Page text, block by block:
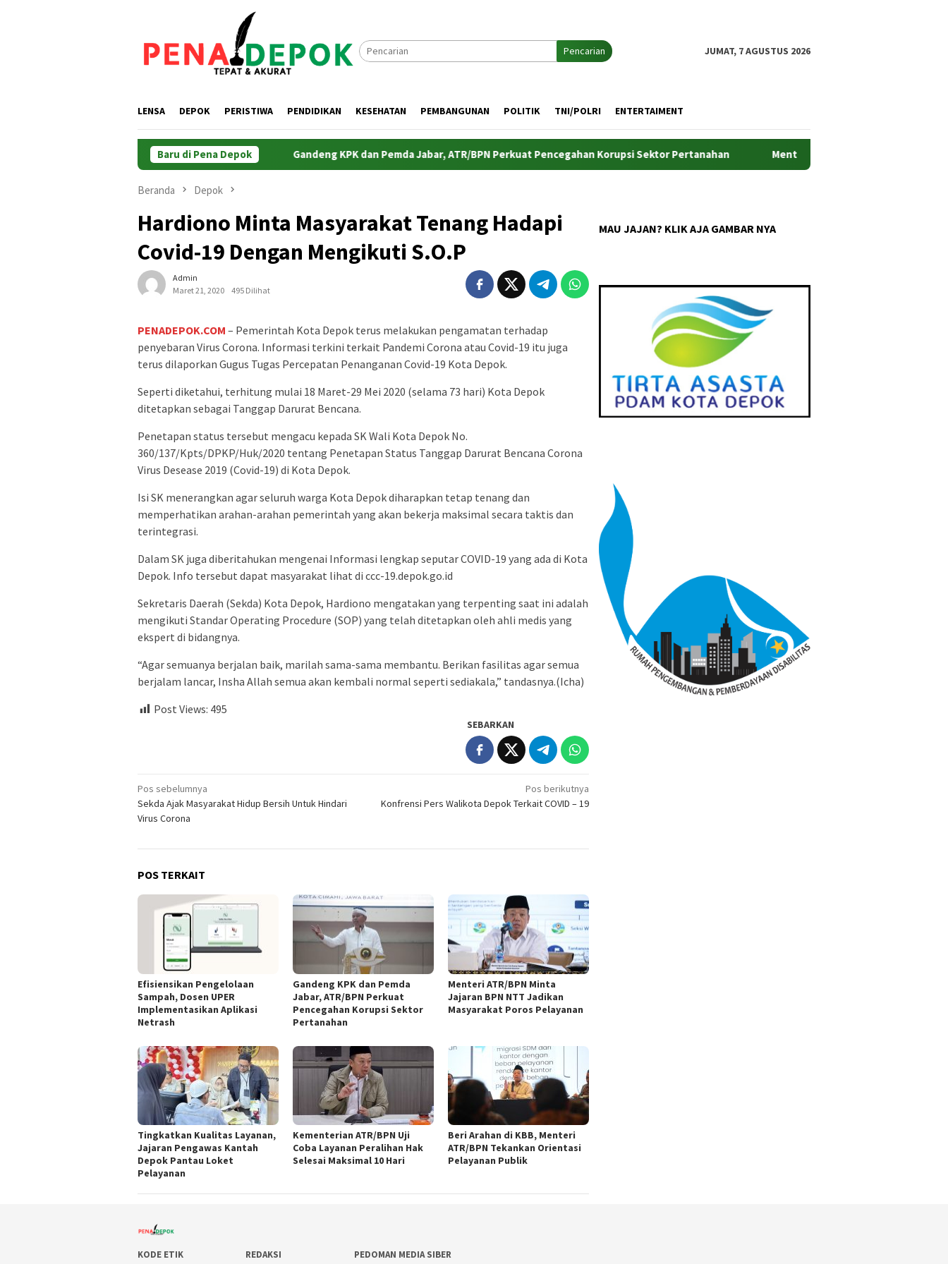
Pencarian
JUMAT, 7 AGUSTUS 2026
LENSA DEPOK PERISTIWA PENDIDIKAN KESEHATAN PEMBANGUNAN POLITIK TNI/POLRI ENTERTAIMENT
Baru di Pena Depok
UPER Implementasikan Aplikasi Netrash Gandeng KPK dan Pemda Jabar, ATR/BPN Perkuat Pencegahan Korupsi Sektor Pertanahan Menteri ATR/BPN Minta Jajaran BPN
Beranda Depok
Hardiono Minta Masyarakat Tenang Hadapi
Covid-19 Dengan Mengikuti S.O.P
Admin
Maret 21, 2020
495 Dilihat
PENADEPOK.COM – Pemerintah Kota Depok terus melakukan pengamatan terhadap
penyebaran Virus Corona. Informasi terkini terkait Pandemi Corona atau Covid-19 itu juga
terus dilaporkan Gugus Tugas Percepatan Penanganan Covid-19 Kota Depok.
Seperti diketahui, terhitung mulai 18 Maret-29 Mei 2020 (selama 73 hari) Kota Depok
ditetapkan sebagai Tanggap Darurat Bencana.
Penetapan status tersebut mengacu kepada SK Wali Kota Depok No.
360/137/Kpts/DPKP/Huk/2020 tentang Penetapan Status Tanggap Darurat Bencana Corona
Virus Desease 2019 (Covid-19) di Kota Depok.
Isi SK menerangkan agar seluruh warga Kota Depok diharapkan tetap tenang dan
memperhatikan arahan-arahan pemerintah yang akan bekerja maksimal secara taktis dan
terintegrasi.
Dalam SK juga diberitahukan mengenai Informasi lengkap seputar COVID-19 yang ada di Kota
Depok. Info tersebut dapat masyarakat lihat di ccc-19.depok.go.id
Sekretaris Daerah (Sekda) Kota Depok, Hardiono mengatakan yang terpenting saat ini adalah
mengikuti Standar Operating Procedure (SOP) yang telah ditetapkan oleh ahli medis yang
ekspert di bidangnya.
“Agar semuanya berjalan baik, marilah sama-sama membantu. Berikan fasilitas agar semua
berjalam lancar, Insha Allah semua akan kembali normal seperti sediakala,” tandasnya.(Icha)
Post Views: 495
SEBARKAN
Navigasi
pos
Pos sebelumnya
Sekda Ajak Masyarakat Hidup Bersih Untuk Hindari
Virus Corona
Pos berikutnya
Konfrensi Pers Walikota Depok Terkait COVID – 19
POS TERKAIT
Efisiensikan Pengelolaan
Sampah, Dosen UPER
Implementasikan Aplikasi
Netrash
Gandeng KPK dan Pemda
Jabar, ATR/BPN Perkuat
Pencegahan Korupsi Sektor
Pertanahan
Menteri ATR/BPN Minta
Jajaran BPN NTT Jadikan
Masyarakat Poros Pelayanan
Tingkatkan Kualitas Layanan,
Jajaran Pengawas Kantah
Depok Pantau Loket
Pelayanan
Kementerian ATR/BPN Uji
Coba Layanan Peralihan Hak
Selesai Maksimal 10 Hari
Beri Arahan di KBB, Menteri
ATR/BPN Tekankan Orientasi
Pelayanan Publik
MAU JAJAN? KLIK AJA GAMBAR NYA
KODE ETIK REDAKSI PEDOMAN MEDIA SIBER